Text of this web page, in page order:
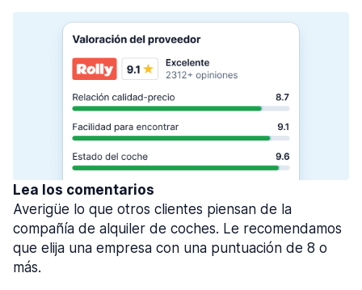
Lea los comentarios
Averigüe lo que otros clientes piensan de la
compañía de alquiler de coches. Le recomendamos
que elija una empresa con una puntuación de 8 o
más.